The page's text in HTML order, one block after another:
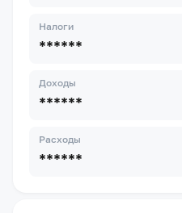
Налоги
******
Доходы
******
Расходы
******